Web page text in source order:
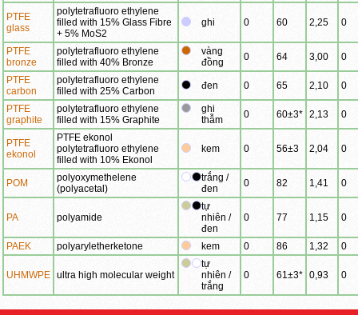
PTFE
glass
polytetrafluoro ethylene
filled with 15% Glass Fibre
+ 5% MoS2
ghi 0 60 2,25 0
PTFE
bronze
polytetrafluoro ethylene
filled with 40% Bronze
vàng
đồng
0 64 3,00 0
PTFE
carbon
polytetrafluoro ethylene
filled with 25% Carbon
đen 0 65 2,10 0
PTFE
graphite
polytetrafluoro ethylene
filled with 15% Graphite
ghi
thẫm
0 60±3* 2,13 0
PTFE
ekonol
PTFE ekonol
polytetrafluoro ethylene
filled with 10% Ekonol
kem 0 56±3 2,04 0
POM
polyoxymethelene
(polyacetal)
trắng /
đen
0 82 1,41 0
PA polyamide
tự
nhiên /
đen
0 77 1,15 0
PAEK polyaryletherketone kem 0 86 1,32 0
UHMWPE ultra high molecular weight
tự
nhiên /
trắng
0 61±3* 0,93 0